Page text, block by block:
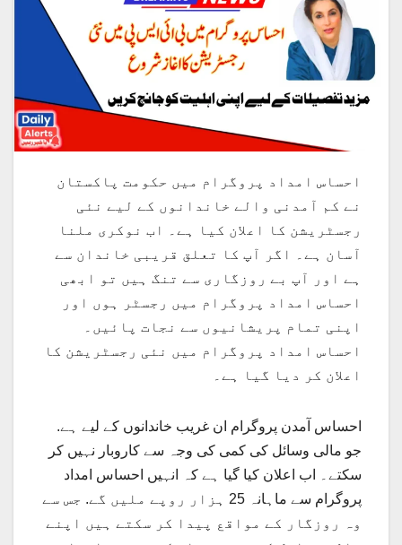
احساس امداد پروگرام میں حکومت پاکستان
نے کم آمدنی والے خاندانوں کے لیے نئی
رجسٹریشن کا اعلان کیا ہے۔ اب نوکری ملنا
آسان ہے۔ اگر آپ کا تعلق قریبی خاندان سے
ہے اور آپ بے روزگاری سے تنگ ہیں تو ابھی
احساس امداد پروگرام میں رجسٹر ہوں اور
اپنی تمام پریشانیوں سے نجات پائیں۔
احساس امداد پروگرام میں نئی رجسٹریشن کا
اعلان کر دیا گیا ہے۔
احساس آمدن پروگرام ان غریب خاندانوں کے لیے ہے.
جو مالی وسائل کی کمی کی وجہ سے کاروبار نہیں کر
سکتے۔ اب اعلان کیا گیا ہے کہ انہیں احساس امداد
پروگرام سے ماہانہ 25 ہزار روپے ملیں گے. جس سے
وہ روزگار کے مواقع پیدا کر سکتے ہیں اپنے